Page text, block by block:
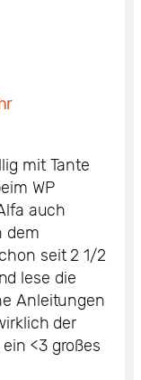
mit Tante
WP
auch
dem
seit 2 1/2
lese die
Anleitungen
der
<3 großes